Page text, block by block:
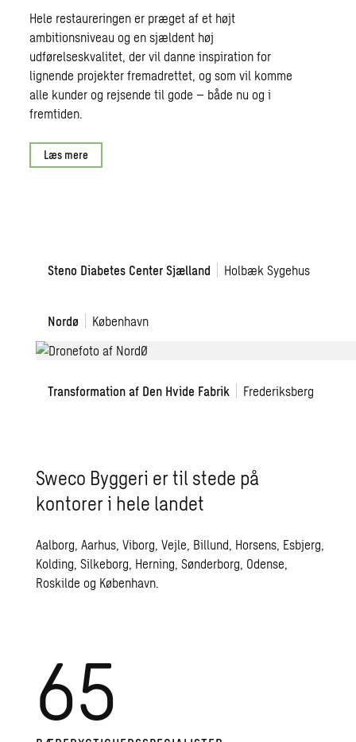
Hele restaureringen er præget af et højt
ambitionsniveau og en sjældent høj
udførelseskvalitet, der vil danne inspiration for
lignende projekter fremadrettet, og som vil komme
alle kunder og rejsende til gode – både nu og i
fremtiden.
Læs mere
Steno Diabetes Center Sjælland Holbæk Sygehus
Steno
Sjælland
på
Holbæk
Nordø København
NordØ
Transformation af Den Hvide Fabrik Frederiksberg
Den
Sweco Byggeri er til stede på
kontorer i hele landet
Aalborg Aarhus , Viborg,Vejle , Billund, Horsens , Esbjerg,
Kolding, Silkeborg, Herning,Sønderborg Odense
Roskilde og København
65